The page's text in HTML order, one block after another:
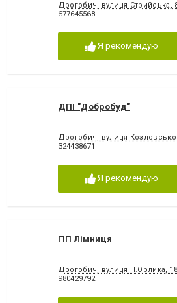
Дрогобич, вулиця Стрийська,
677645568
Я рекомендую
ДПІ "Добробуд"
Дрогобич, вулиця
324438671
Я рекомендую
ПП Лімниця
Дрогобич, вулиця П.Орлика,
980429792